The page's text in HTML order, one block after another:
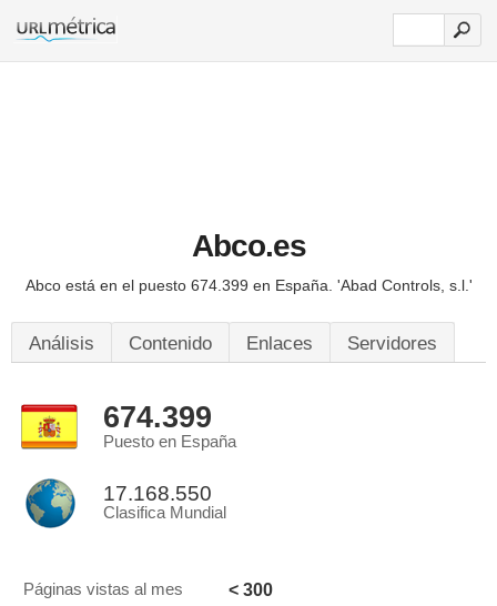
Abco.es
Abco está en el puesto 674.399 en España. 'Abad Controls, s.l.'
Análisis Contenido Enlaces Servidores
674.399
Puesto en España
17.168.550
Clasifica Mundial
Páginas vistas al mes < 300